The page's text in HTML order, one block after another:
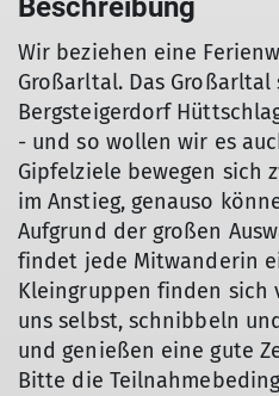
Beschreibung
Wir beziehen eine
Großarltal. Das
Bergsteigerdorf
- und so wollen wir es
Gipfelziele bewegen sich
im Anstieg, genauso
Aufgrund der großen
findet jede Mitwanderin
Kleingruppen finden sich
uns selbst, schnibbeln
und genießen eine gute
Bitte die